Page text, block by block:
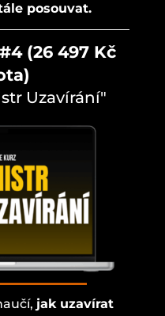
posouvat.
(26 497 Kč
Uzavírání"
jak uzavírat